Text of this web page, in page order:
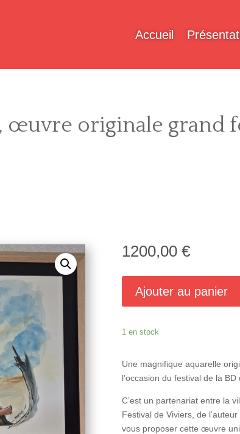
Accueil
œuvre originale grand
1200,00 €
Ajouter au panier
1 en stock
Une magnifique aquarelle
l’occasion du festival de la
C’est un partenariat entre la
Festival de Viviers, de
vous proposer cette œuvre